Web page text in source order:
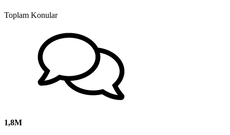
Toplam Konular
1,8M